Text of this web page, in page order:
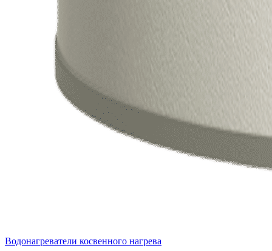
Водонагреватели косвенного нагрева